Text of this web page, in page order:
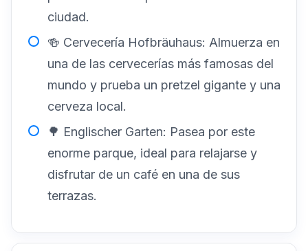
ciudad.
🍻 Cervecería Hofbräuhaus: Almuerza en
una de las cervecerías más famosas del
mundo y prueba un pretzel gigante y una
cerveza local.
🌳 Englischer Garten: Pasea por este
enorme parque, ideal para relajarse y
disfrutar de un café en una de sus
terrazas.